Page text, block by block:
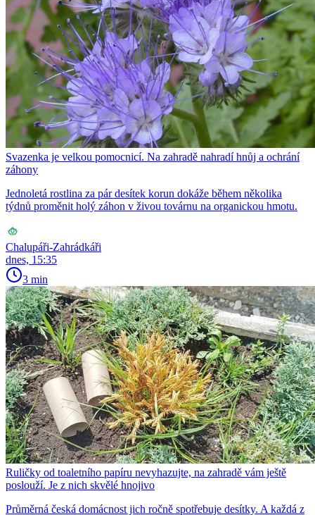
Svazenka je velkou pomocnicí. Na zahradě nahradí hnůj a ochrání
záhony
Jednoletá rostlina za pár desítek korun dokáže během několika
týdnů proměnit holý záhon v živou továrnu na organickou hmotu.
Chalupáři-Zahrádkáři
dnes, 15:35
3 min
Ruličky od toaletního papíru nevyhazujte, na zahradě vám ještě
poslouží. Je z nich skvělé hnojivo
Průměrná česká domácnost jich ročně spotřebuje desítky. A každá z